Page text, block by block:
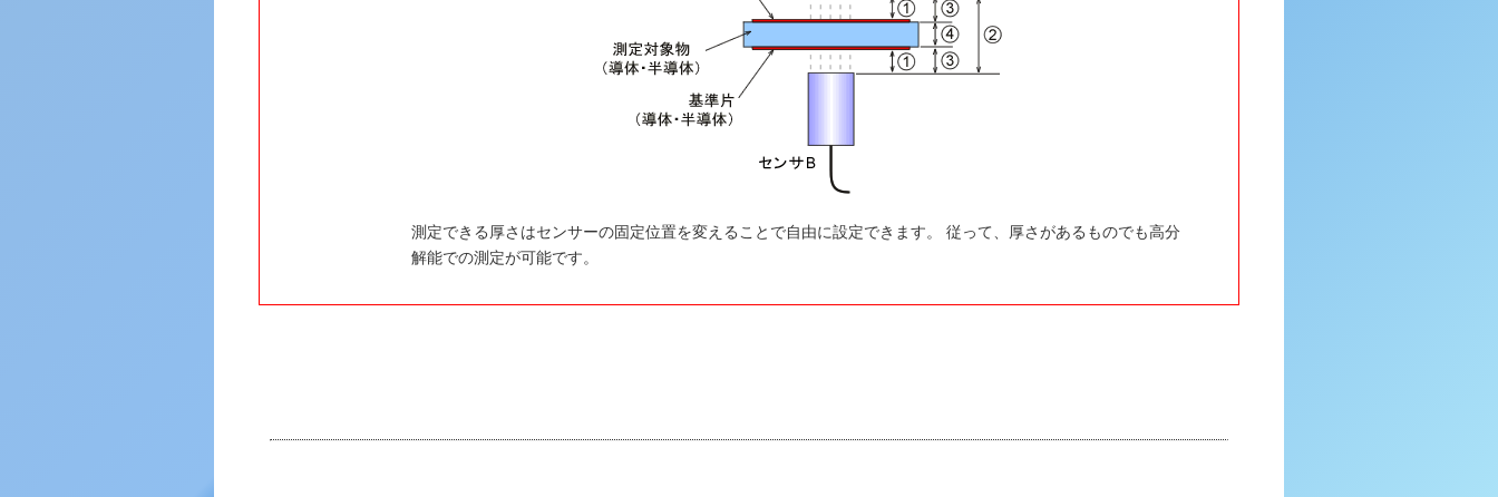
測定できる厚さはセンサーの固定位置を変えることで自由に設定できます。 従って、厚さがあるものでも高分
解能での測定が可能です。